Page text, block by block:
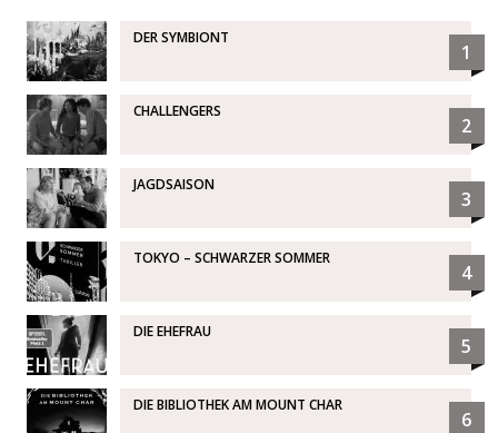
DER SYMBIONT
1
CHALLENGERS
2
JAGDSAISON
3
TOKYO – SCHWARZER SOMMER
4
DIE EHEFRAU
5
DIE BIBLIOTHEK AM MOUNT CHAR
6